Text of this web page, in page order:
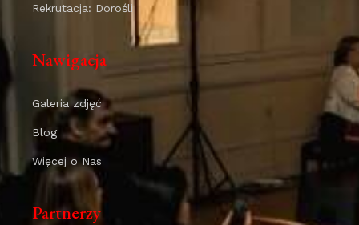
Rekrutacja: Dorośli
Nawigacja
Galeria zdjęć
Blog
Więcej o Nas
Partnerzy